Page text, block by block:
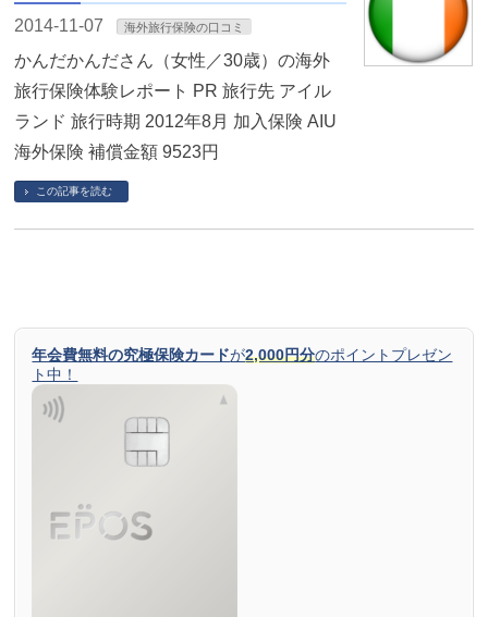
2014-11-07 海外旅行保険の口コミ
かんだかんださん（女性／30歳）の海外
旅行保険体験レポート PR 旅行先 アイル
ランド 旅行時期 2012年8月 加入保険 AIU
海外保険 補償金額 9523円
この記事を読む
年会費無料の究極保険カードが2,000円分のポイントプレゼン
ト中！